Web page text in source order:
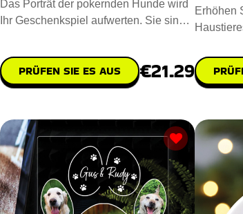
Das Porträt der pokernden Hunde wird
Ihr Geschenkspiel aufwerten. Sie sind
PRÜFEN SIE ES AUS €21.29
Erhöhen